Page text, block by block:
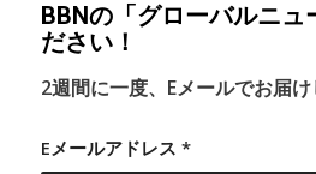
BBNの「グローバルニュ
ださい！
2週間に一度、Eメールでお届け
Eメールアドレス *